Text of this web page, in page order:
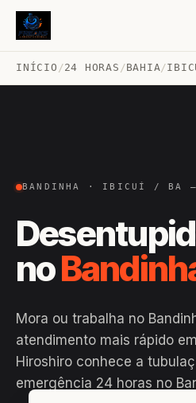
INÍCIO /24 HORAS /BAHIA/
BANDINHA · IBICUÍ / BA
no
Mora ou trabalha no
atendimento mais rápido
Hiroshiro conhece a
emergência 24 horas no